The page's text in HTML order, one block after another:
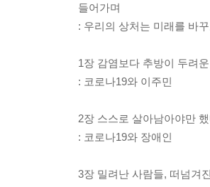
들어가며
: 우리의 상처는 미래를 바
1장 감염보다 추방이 두려
: 코로나19와 이주민
2장 스스로 살아남아야만
: 코로나19와 장애인
3장 밀려난 사람들, 떠넘겨